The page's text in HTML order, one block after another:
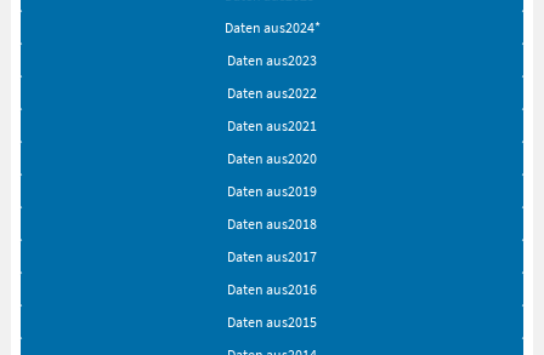
Daten aus2024*
Daten aus2023
Daten aus2022
Daten aus2021
Daten aus2020
Daten aus2019
Daten aus2018
Daten aus2017
Daten aus2016
Daten aus2015